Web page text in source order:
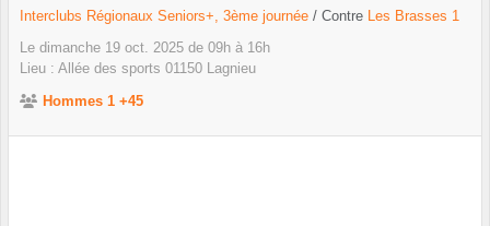
Interclubs Régionaux Seniors+, 3ème journée / Contre Les Brasses 1
Le dimanche 19 oct. 2025 de 09h à 16h
Lieu : Allée des sports 01150 Lagnieu
Hommes 1 +45